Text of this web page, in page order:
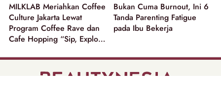
MILKLAB Meriahkan Coffee
Culture Jakarta Lewat
Program Coffee Rave dan
Cafe Hopping “Sip, Explore
Bukan Cuma Burnout, Ini 6
Tanda Parenting Fatigue
pada Ibu Bekerja
2